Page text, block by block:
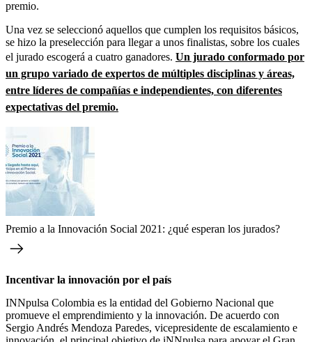
premio.
Una vez se seleccionó aquellos que cumplen los requisitos básicos,
se hizo la preselección para llegar a unos finalistas, sobre los cuales
el jurado escogerá a cuatro ganadores. Un jurado conformado por
un grupo variado de expertos de múltiples disciplinas y áreas,
entre líderes de compañías e independientes, con diferentes
expectativas del premio.
Premio a la Innovación Social 2021: ¿qué esperan los jurados?
Incentivar la innovación por el país
INNpulsa Colombia es la entidad del Gobierno Nacional que
promueve el emprendimiento y la innovación. De acuerdo con
Sergio Andrés Mendoza Paredes, vicepresidente de escalamiento e